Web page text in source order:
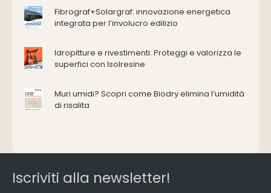
Deumidificazione
Energie rinnovabili
Ferramenta e fissaggi
Impianti idrici e depurazione
Impianti termici e climatizzazione
Materiali da costruzione
Pannelli
Pareti esterne e facciate
Fibrograf+Solargraf: innovazione energetica
integrata per l’involucro edilizio
Idropitture e rivestimenti: Proteggi e valorizza le
superfici con Isolresine
Muri umidi? Scopri come Biodry elimina l’umidità
di risalita
Iscriviti alla newsletter!